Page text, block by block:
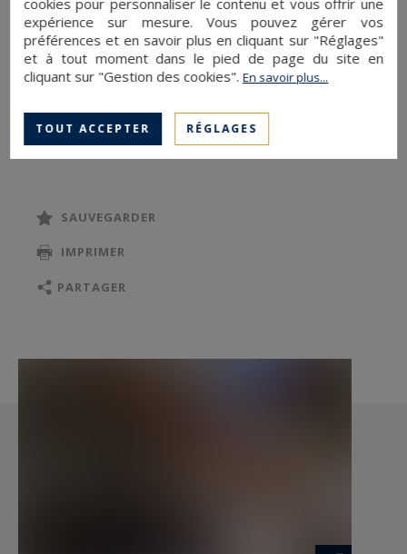
bien confidentiel où les volumes, la lumière et les
extérieurs généreux composent une adresse
unique sur la Riviera.
D’une surface habitable d’environ 128 m², il
séduit par la qualité de ses espaces et leur
ouverture sur l’extérieur. Le séjour, élégant et
sur le jardin, créant une continuité naturelle
entièrement équipée, s’intègre avec discrétion et
raffinement dans un ensemble contemporain
L’espace nuit comprend trois chambres et deux
SAUVEGARDER
IMPRIMER
PARTAGER
expérience sur mesure. Vous pouvez gérer vos
préférences et en savoir plus en cliquant sur "Réglages"
et à tout moment dans le pied de page du site en
cliquant sur "Gestion des cookies".En savoir plus...
TOUT ACCEPTER RÉGLAGES